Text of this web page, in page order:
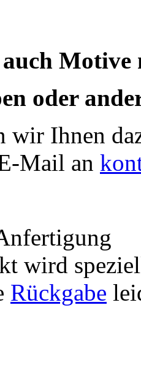
Motive
oder
wir Ihnen
Mail an
wird
Rückgabe